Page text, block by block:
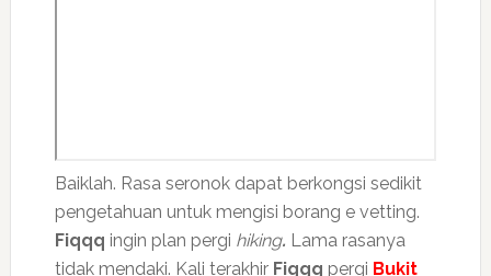
Baiklah. Rasa seronok dapat berkongsi sedikit
pengetahuan untuk mengisi borang e vetting.
Fiqqq ingin plan pergi hiking. Lama rasanya
tidak mendaki. Kali terakhir Fiqqq pergi Bukit